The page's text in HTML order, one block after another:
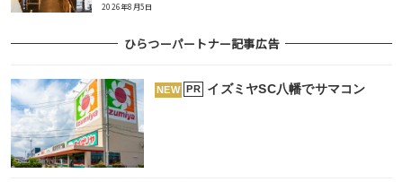
2026年8月5日
ひらつーパートナー記事広告
NEW PR イズミヤSC八幡でサマコン